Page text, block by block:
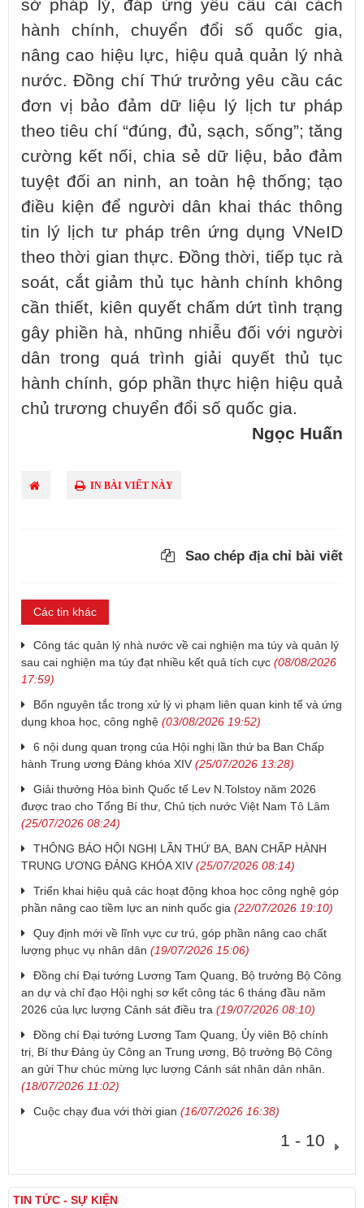
sở pháp lý, đáp ứng yêu cầu cải cách
hành chính, chuyển đổi số quốc gia,
nâng cao hiệu lực, hiệu quả quản lý nhà
nước. Đồng chí Thứ trưởng yêu cầu các
đơn vị bảo đảm dữ liệu lý lịch tư pháp
theo tiêu chí “đúng, đủ, sạch, sống”; tăng
cường kết nối, chia sẻ dữ liệu, bảo đảm
tuyệt đối an ninh, an toàn hệ thống; tạo
điều kiện để người dân khai thác thông
tin lý lịch tư pháp trên ứng dụng VNeID
theo thời gian thực. Đồng thời, tiếp tục rà
soát, cắt giảm thủ tục hành chính không
cần thiết, kiên quyết chấm dứt tình trạng
gây phiền hà, nhũng nhiễu đối với người
dân trong quá trình giải quyết thủ tục
hành chính, góp phần thực hiện hiệu quả
chủ trương chuyển đổi số quốc gia.
Ngọc Huấn
IN BÀI VIẾT NÀY
Sao chép địa chỉ bài viết
Các tin khác
Công tác quản lý nhà nước về cai nghiện ma túy và quản lý
sau cai nghiện ma túy đạt nhiều kết quả tích cực (08/08/2026
17:59)
Bốn nguyên tắc trong xử lý vi phạm liên quan kinh tế và ứng
dụng khoa học, công nghệ (03/08/2026 19:52)
6 nội dung quan trọng của Hội nghị lần thứ ba Ban Chấp
hành Trung ương Đảng khóa XIV (25/07/2026 13:28)
Giải thưởng Hòa bình Quốc tế Lev N.Tolstoy năm 2026
được trao cho Tổng Bí thư, Chủ tịch nước Việt Nam Tô Lâm
(25/07/2026 08:24)
THÔNG BÁO HỘI NGHỊ LẦN THỨ BA, BAN CHẤP HÀNH
TRUNG ƯƠNG ĐẢNG KHÓA XIV (25/07/2026 08:14)
Triển khai hiệu quả các hoạt động khoa học công nghệ góp
phần nâng cao tiềm lực an ninh quốc gia (22/07/2026 19:10)
Quy định mới về lĩnh vực cư trú, góp phần nâng cao chất
lượng phục vụ nhân dân (19/07/2026 15:06)
Đồng chí Đại tướng Lương Tam Quang, Bộ trưởng Bộ Công
an dự và chỉ đạo Hội nghị sơ kết công tác 6 tháng đầu năm
2026 của lực lượng Cảnh sát điều tra (19/07/2026 08:10)
Đồng chí Đại tướng Lương Tam Quang, Ủy viên Bộ chính
trị, Bí thư Đảng ủy Công an Trung ương, Bộ trưởng Bộ Công
an gửi Thư chúc mừng lực lượng Cảnh sát nhân dân nhân.
(18/07/2026 11:02)
Cuộc chạy đua với thời gian (16/07/2026 16:38)
1 - 10
TIN TỨC - SỰ KIỆN